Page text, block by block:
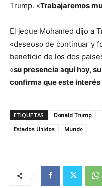
Trump. «Trabajaremos
El jeque Mohamed dijo a
«deseoso de continuar y
beneficio de los dos
«su presencia aquí hoy,
confirma que este interés
ETIQUETAS Donald Trump
Estados Unidos
Mundo